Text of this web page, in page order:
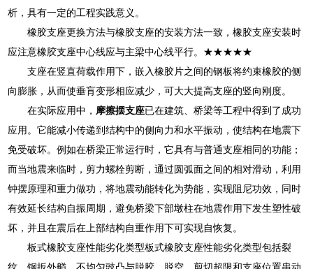
析，具有一定的工程实践意义。
橡胶支座更换方法与橡胶支座的安装方法一致，橡胶支座安装时
应注意橡胶支座中心线应与主梁中心线平行。★★★★★
支座在竖直荷载作用下，嵌入橡胶片之间的钢板将约束橡胶的侧
向膨胀，从而使垂肓变形相应减少，可大大提高支座的竖向刚度。
在实际应用中， 摩擦摆支座已在建筑、桥梁等工程中得到了成功
应用。它能减小传递到结构中的侧向力和水平振动，使结构在地震下
免受破坏。例如在桥梁正常运行时，它具有与普通支座相同的功能；
而当地震来临时，剪力螺栓剪断，通过圆弧面之间的相对滑动，利用
钟摆原理和重力做功，将地震动能转化为势能，实现阻尼功效，同时
有效延长结构自振周期，避免桥梁下部墩柱在地震作用下发生塑性破
坏，并且在震后在上部结构自重作用下可实现自恢复。
板式橡胶支座性能劣化类型板式橡胶支座性能劣化类型包括裂